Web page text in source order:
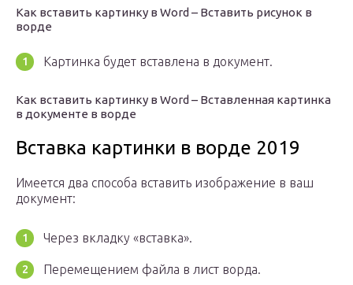
Как вставить картинку в Word – Вставить рисунок в
ворде
Картинка будет вставлена в документ.
Как вставить картинку в Word – Вставленная картинка
в документе в ворде
Вставка картинки в ворде 2019
Имеется два способа вставить изображение в ваш
документ:
Через вкладку «вставка».
Перемещением файла в лист ворда.